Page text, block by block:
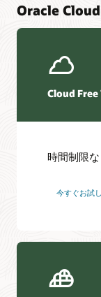
Oracle
Cloud Free
時間制限
今すぐお試